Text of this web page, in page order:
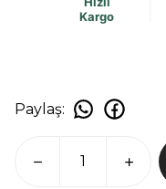
Kargo
Paylaş: